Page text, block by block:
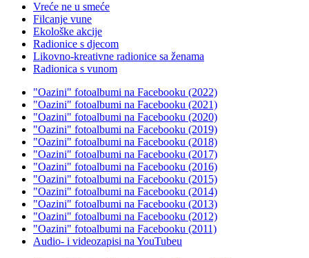
Vreće ne u smeće
Filcanje vune
Ekološke akcije
Radionice s djecom
Likovno-kreativne radionice sa ženama
Radionica s vunom
"Oazini" fotoalbumi na Facebooku (2022)
"Oazini" fotoalbumi na Facebooku (2021)
"Oazini" fotoalbumi na Facebooku (2020)
"Oazini" fotoalbumi na Facebooku (2019)
"Oazini" fotoalbumi na Facebooku (2018)
"Oazini" fotoalbumi na Facebooku (2017)
"Oazini" fotoalbumi na Facebooku (2016)
"Oazini" fotoalbumi na Facebooku (2015)
"Oazini" fotoalbumi na Facebooku (2014)
"Oazini" fotoalbumi na Facebooku (2013)
"Oazini" fotoalbumi na Facebooku (2012)
"Oazini" fotoalbumi na Facebooku (2011)
Audio- i videozapisi na YouTubeu